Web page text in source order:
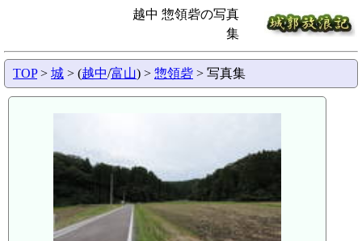
越中 惣領砦の写真
集
TOP> 城 > (越中/富山) > 惣領砦 > 写真集